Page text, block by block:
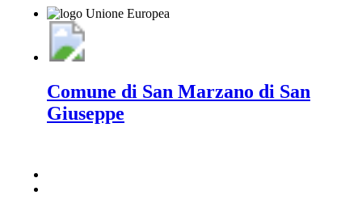
Comune di San Marzano di San
Giuseppe